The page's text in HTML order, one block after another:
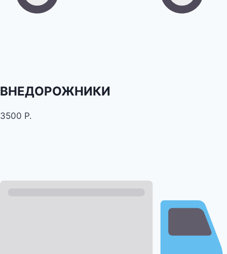
ВНЕДОРОЖНИКИ
3500 Р.